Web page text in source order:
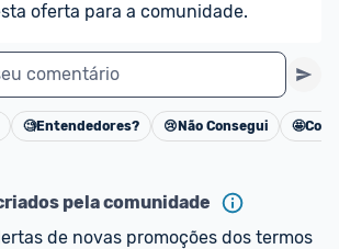
oferta para a comunidade.
comentário
Cancelar
🧐Entendedores? 😢 Não Consegui 🤩
pela comunidade
de novas promoções dos termos